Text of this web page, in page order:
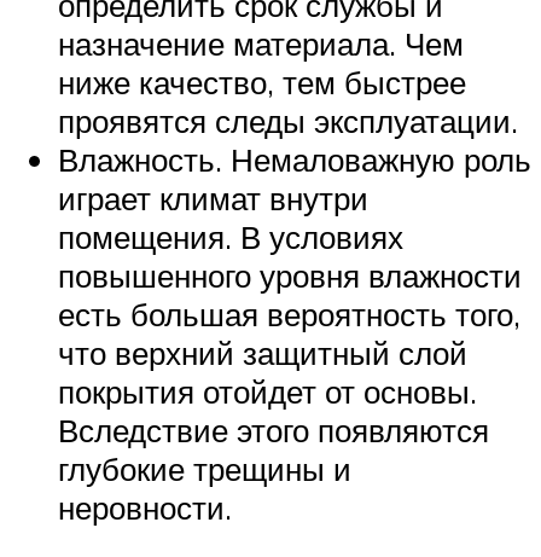
назначение материала. Чем
ниже качество, тем быстрее
проявятся следы эксплуатации.
Влажность. Немаловажную роль
играет климат внутри
помещения. В условиях
повышенного уровня влажности
есть большая вероятность того,
что верхний защитный слой
покрытия отойдет от основы.
Вследствие этого появляются
глубокие трещины и
неровности.